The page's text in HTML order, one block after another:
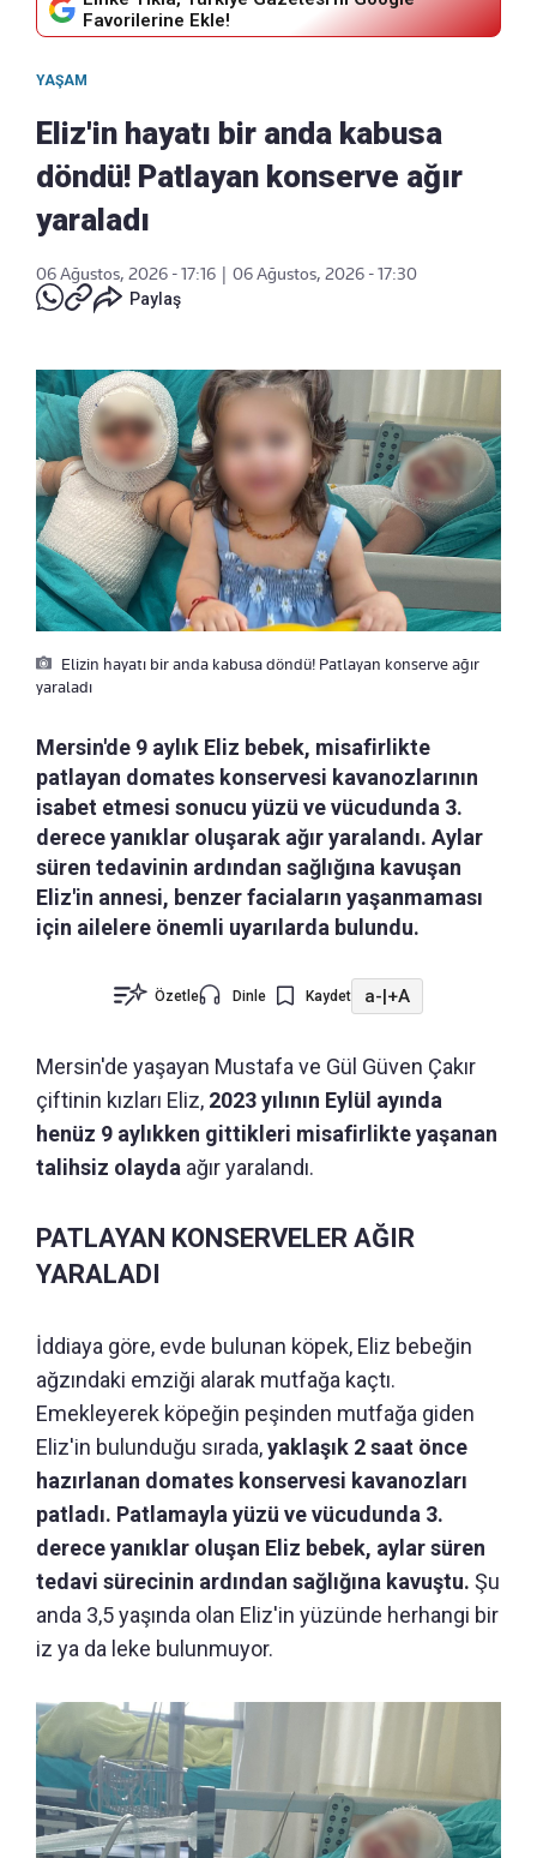
Favorilerine Ekle!
YAŞAM
Eliz'in hayatı bir anda kabusa
döndü! Patlayan konserve ağır
yaraladı
06 Ağustos, 2026 - 17:16
06 Ağustos, 2026 - 17:30
Paylaş
Elizin hayatı bir anda kabusa döndü! Patlayan konserve ağır
yaraladı
Mersin'de 9 aylık Eliz bebek, misafirlikte
patlayan domates konservesi kavanozlarının
isabet etmesi sonucu yüzü ve vücudunda 3.
derece yanıklar oluşarak ağır yaralandı. Aylar
süren tedavinin ardından sağlığına kavuşan
Eliz'in annesi, benzer faciaların yaşanmaması
için ailelere önemli uyarılarda bulundu.
Özetle Dinle Kaydet a-|+A
Mersin'de yaşayan Mustafa ve Gül Güven Çakır
çiftinin kızları Eliz, 2023 yılının Eylül ayında
henüz 9 aylıkken gittikleri misafirlikte yaşanan
talihsiz olayda ağır yaralandı.
PATLAYAN KONSERVELER AĞIR
YARALADI
İddiaya göre, evde bulunan köpek, Eliz bebeğin
ağzındaki emziği alarak mutfağa kaçtı.
Emekleyerek köpeğin peşinden mutfağa giden
Eliz'in bulunduğu sırada,yaklaşık 2 saat önce
hazırlanan domates konservesi kavanozları
patladı. Patlamayla yüzü ve vücudunda 3.
derece yanıklar oluşan Eliz bebek, aylar süren
tedavi sürecinin ardından sağlığına kavuştu. Şu
anda 3,5 yaşında olan Eliz'in yüzünde herhangi bir
iz ya da leke bulunmuyor.